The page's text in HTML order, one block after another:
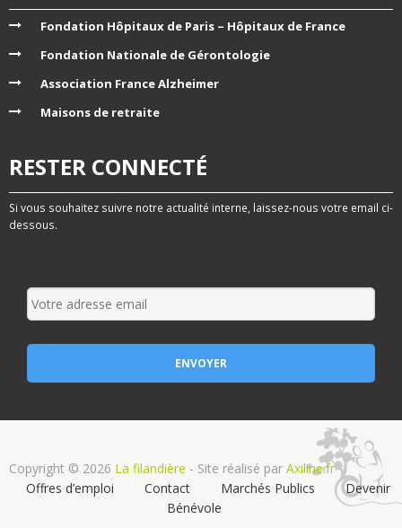
Fondation Hôpitaux de Paris – Hôpitaux de France
Fondation Nationale de Gérontologie
Association France Alzheimer
Maisons de retraite
RESTER CONNECTÉ
Si vous souhaitez suivre notre actualité interne, laissez-nous votre email ci-
dessous.
Copyright © 2026 La filandière - Site réalisé par Axiline.fr
Offres d’emploi
Contact Marchés Publics
Devenir
Bénévole